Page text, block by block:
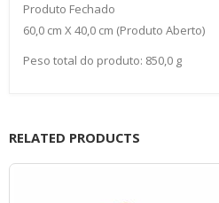
Produto Fechado
60,0 cm X 40,0 cm (Produto Aberto)
Peso total do produto: 850,0 g
RELATED PRODUCTS